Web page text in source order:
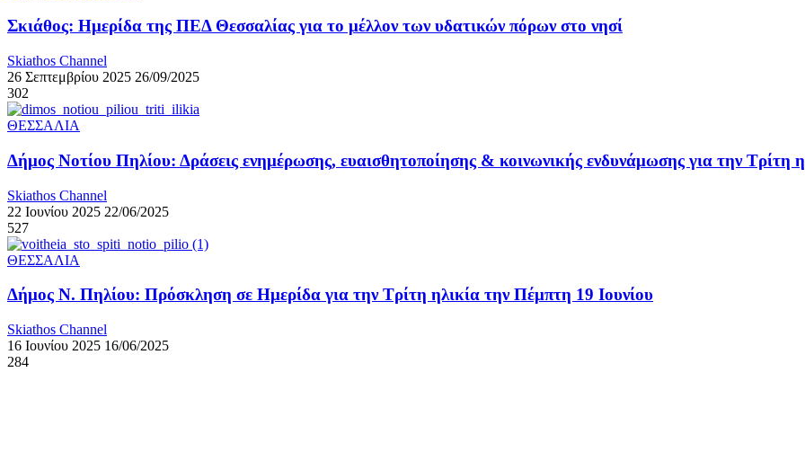
Σκιάθος: Ημερίδα της ΠΕΔ Θεσσαλίας για το μέλλον των υδατικών πόρων στο νησί
Skiathos Channel
26 Σεπτεμβρίου 2025 26/09/2025
302
ΘΕΣΣΑΛΙΑ
Δήμος Νοτίου Πηλίου: Δράσεις ενημέρωσης, ευαισθητοποίησης & κοινωνικής ενδυνάμωσης για την Τρίτη
Skiathos Channel
22 Ιουνίου 2025 22/06/2025
527
ΘΕΣΣΑΛΙΑ
Δήμος Ν. Πηλίου: Πρόσκληση σε Ημερίδα για την Τρίτη ηλικία την Πέμπτη 19 Ιουνίου
Skiathos Channel
16 Ιουνίου 2025 16/06/2025
284